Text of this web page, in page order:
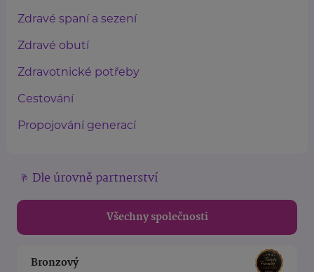
Zdravé spaní a sezení
Zdravé obutí
Zdravotnické potřeby
Cestování
Propojování generací
Dle úrovně partnerství
Všechny společnosti
Bronzový